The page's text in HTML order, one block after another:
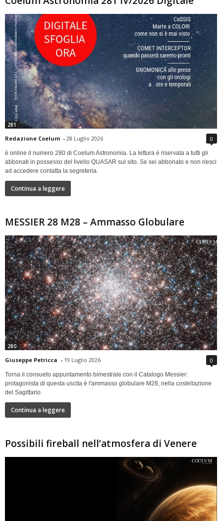
281
Redazione Coelum - 28 Luglio 2026 0
è online il numero 280 di Coelum Astronomia. La lettura è riservata a tutti gli
abbonati in possesso del livello QUASAR sul sito. Se sei abbonato e non riesci
ad accedere contatta la segreteria.
Continua a leggere
MESSIER 28 M28 – Ammasso Globulare
280
Giuseppe Petricca - 19 Luglio 2026 0
Torna il consueto appuntamento bimestrale con il Catalogo Messier:
protagonista di questa uscita è l'ammasso globulare M28, nella costellazione
del Sagittario.
Continua a leggere
Possibili fireball nell’atmosfera di Venere